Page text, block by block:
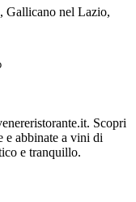
Gallicano nel Lazio,
Scopri
e abbinate a vini di
e tranquillo.